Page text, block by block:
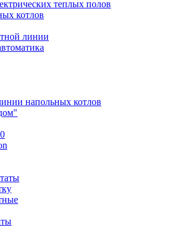
теплых полов
котлов
линии
напольных котлов